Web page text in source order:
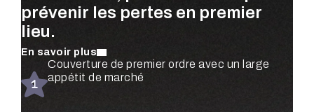
prévenir les pertes en premier
lieu.
En savoir plus
Couverture de premier ordre avec un large
appétit de marché
données réelles de sinistres et
validés par des experts en
sécurité.
En savoir plus
Surveillance et atténuation du risque en
organisation—entièrement
automatisées.
En savoir plus
Évaluations de risque automatisées pour
chaque filiale et unité commerciale